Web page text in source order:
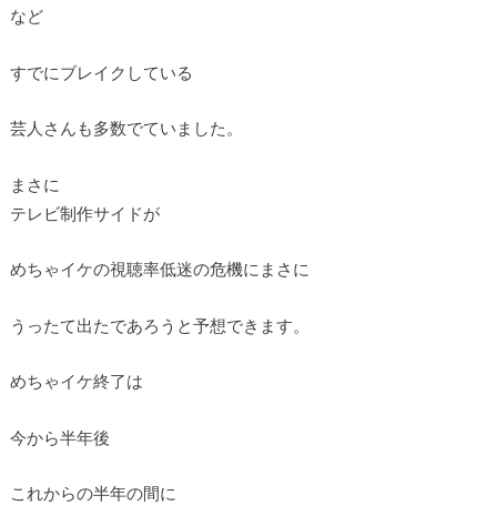
など
すでにブレイクしている
芸人さんも多数でていました。
まさに
テレビ制作サイドが
めちゃイケの視聴率低迷の危機にまさに
うったて出たであろうと予想できます。
めちゃイケ終了は
今から半年後
これからの半年の間に